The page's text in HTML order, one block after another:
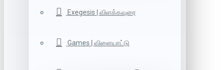
Exegesis | விளக்கவுரை
Games | விளையாட்டு